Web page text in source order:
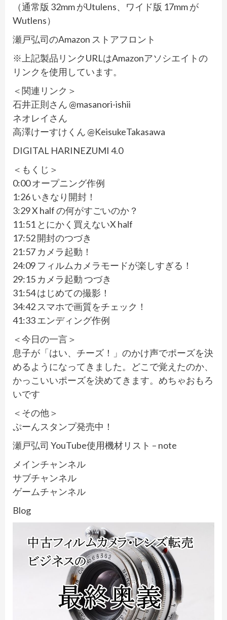
（通常版 32mm がUtulens、ワイド版 17mm が
Wutlens）
瀬戸弘司のAmazon ストアフロント
※上記製品リンクURLはAmazonアソシエイトの
リンクを使用しています。
＜関連リンク＞
石井正則さん @masanori-ishii
ネオレイさん
高澤けーすけくん @KeisukeTakasawa
DIGITAL HARINEZUMI 4.0
＜もくじ＞
0:00 オープニング作例
1:26 いきなり開封！
3:29 X half の何がすごいのか？
11:51 とにかく買えないX half
17:52 開封のつづき
21:57 カメラ起動！
24:09 フィルムカメラモードが楽しすぎる！
29:15 カメラ起動 つづき
31:54 はじめての撮影！
34:42 スマホで画質をチェック！
41:33 エンディング作例
＜今日の一言＞
息子が「はい、チーズ！」のかけ声でポーズを決
めるようになってきました。どこで覚えたのか、
かっこいいポーズを決めてきます。めちゃおもろ
いです
＜その他＞
ぷーんスタンプ発売中！
瀬戸弘司 YouTube使用機材リスト – note
メインチャンネル
サブチャンネル
ゲームチャンネル
Blog